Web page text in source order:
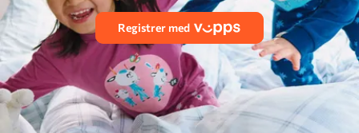
Registrer med